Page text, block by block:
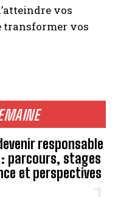
responsable
parcours, stages
et perspectives
vos
transformer vos